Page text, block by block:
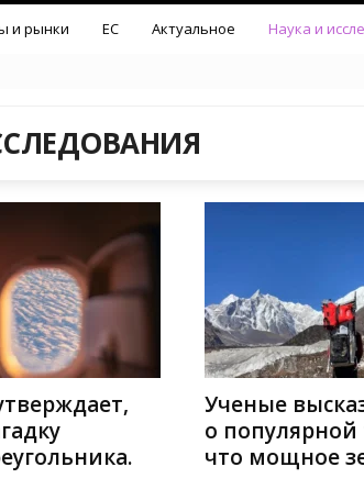
и рынки ЕС Актуальное Наука и
Ученые
о
что мощное